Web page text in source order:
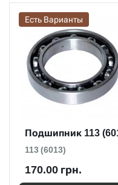
Есть Варианты
Подшипник 113
113 (6013)
170.00 грн.